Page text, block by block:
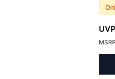
UVP